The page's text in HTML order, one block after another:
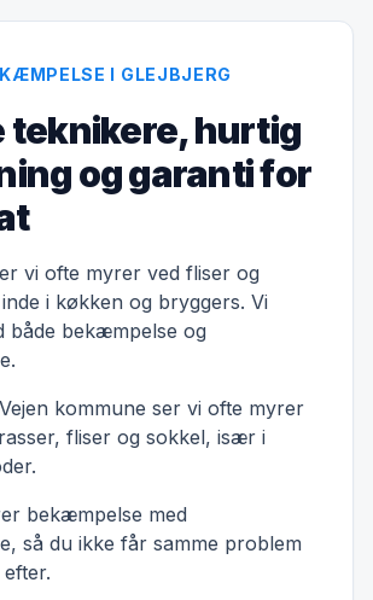
I GLEJBJERG
teknikere, hurtig
og garanti for
vi ofte myrer ved fliser og
i køkken og bryggers. Vi
både bekæmpelse og
kommune ser vi ofte myrer
fliser og sokkel, især i
bekæmpelse med
så du ikke får samme problem